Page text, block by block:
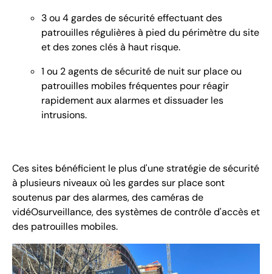
3 ou 4 gardes de sécurité effectuant des
patrouilles régulières à pied du périmètre du site
et des zones clés à haut risque.
1 ou 2 agents de sécurité de nuit sur place ou
patrouilles mobiles fréquentes pour réagir
rapidement aux alarmes et dissuader les
intrusions.
Ces sites bénéficient le plus d'une stratégie de sécurité
à plusieurs niveaux où les gardes sur place sont
soutenus par des alarmes, des caméras de
vidéOsurveillance, des systèmes de contrôle d'accès et
des patrouilles mobiles.